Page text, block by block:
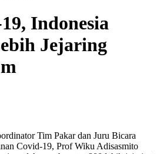
Indonesia
Jejaring
Tim Pakar dan Juru Bicara
Covid-19, Prof Wiku Adisasmito